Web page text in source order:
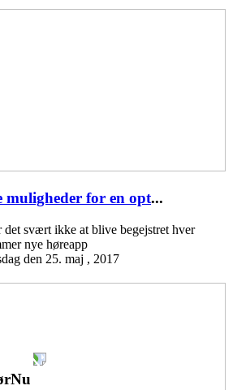
muligheder for en opt...
det svært ikke at blive begejstret hver
nye høreapp
den 25. maj , 2017